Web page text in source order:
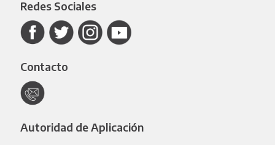
Redes Sociales
Contacto
Autoridad de Aplicación